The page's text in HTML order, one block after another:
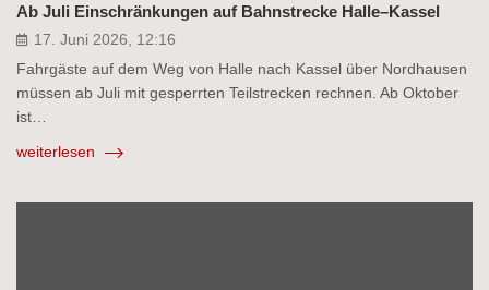
Ab Juli Einschränkungen auf Bahnstrecke Halle–Kassel
17. Juni 2026, 12:16
Fahrgäste auf dem Weg von Halle nach Kassel über Nordhausen
müssen ab Juli mit gesperrten Teilstrecken rechnen. Ab Oktober
ist…
weiterlesen